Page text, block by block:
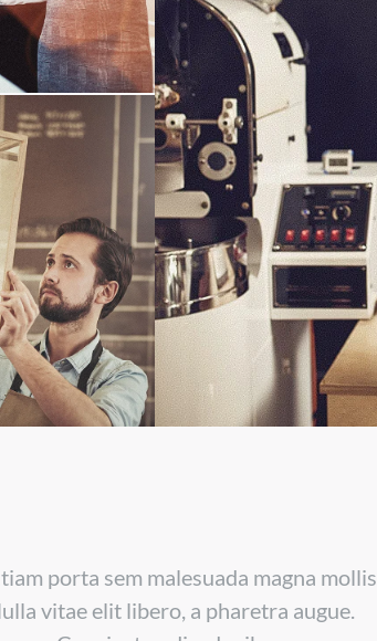
porta sem malesuada magna mollis
vitae elit libero, a pharetra augue.